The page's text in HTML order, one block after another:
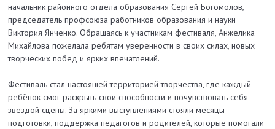
начальник районного отдела образования Сергей Богомолов,
председатель профсоюза работников образования и науки
Виктория Янченко. Обращаясь к участникам фестиваля, Анжелика
Михайлова пожелала ребятам уверенности в своих силах, новых
творческих побед и ярких впечатлений.
Фестиваль стал настоящей территорией творчества, где каждый
ребёнок смог раскрыть свои способности и почувствовать себя
звездой сцены. За яркими выступлениями стояли месяцы
подготовки, поддержка педагогов и родителей, которые помогали